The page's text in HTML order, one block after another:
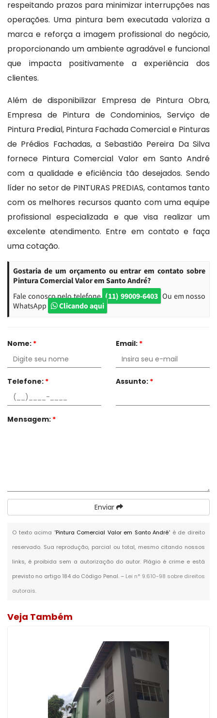
respeitando prazos para minimizar interrupções nas
operações. Uma pintura bem executada valoriza a
marca e reforça a imagem profissional do negócio,
proporcionando um ambiente agradável e funcional
que impacta positivamente a experiência dos
clientes.
Além de disponibilizar Empresa de Pintura Obra,
Empresa de Pintura de Condominios, Serviço de
Pintura Predial, Pintura Fachada Comercial e Pinturas
de Prédios Fachadas, a Sebastião Pereira Da Silva
fornece Pintura Comercial Valor em Santo André
com a qualidade e eficiência tão desejados. Sendo
líder no setor de PINTURAS PREDIAS, contamos tanto
com os melhores recursos quanto com uma equipe
profissional especializada e que visa realizar um
excelente atendimento. Entre em contato e faça
uma cotação.
Gostaria de um orçamento ou entrar em contato sobre
Pintura Comercial Valor em Santo André?
Fale conosco pelo telefone (11) 99009-6403 Ou em nosso
WhatsApp
Clicando aqui
Nome: * Email: *
Telefone: * Assunto: *
Mensagem: *
Enviar
O texto acima "Pintura Comercial Valor em Santo André" é de direito
reservado. Sua reprodução, parcial ou total, mesmo citando nossos
links, é proibida sem a autorização do autor. Plágio é crime e está
previsto no artigo 184 do Código Penal. – Lei n° 9.610-98 sobre direitos
autorais.
Veja Também